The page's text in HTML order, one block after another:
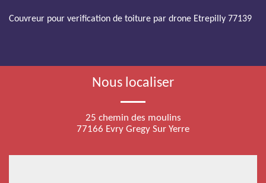
Couvreur pour verification de toiture par drone Etrepilly 77139
Nous localiser
25 chemin des moulins
77166 Evry Gregy Sur Yerre